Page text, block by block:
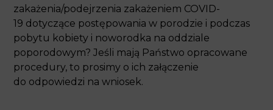
poporodowym? Jeśli mają Państwo opracowane
procedury, to prosimy o ich załączenie
do odpowiedzi na wniosek.
Co na to Szpital?